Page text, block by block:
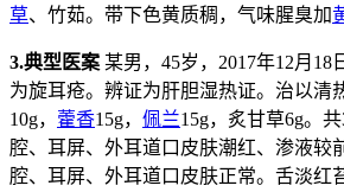
草、竹茹。带下色黄质稠，气味腥臭加
3.典型医案 某男，45岁，2017年12月
为旋耳疮。辨证为肝胆湿热证。治以清
10g， 藿香15g， 佩兰15g，炙甘草6g。
腔、耳屏、外耳道口皮肤潮红、渗液较
腔、耳屏、外耳道口皮肤正常。舌淡红